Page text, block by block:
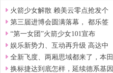
火箭少女解散 赖美云零点抢发个
第三届进博会圆满落幕， 都乐签
“第一女团”火箭少女101宣布
娱乐新势力、互动再升级 高达中
全新飞度、两厢思域都来了，本田
换标捷达到底怎样，延续德系基因